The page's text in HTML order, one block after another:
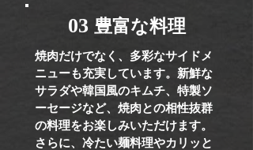
03 ​ 豊富な料理
焼肉だけでなく、多彩なサイドメ
ニューも充実しています。新鮮な
サラダや韓国風のキムチ、特製ソ
ーセージなど、焼肉との相性抜群
の料理をお楽しみいただけます。
さらに、冷たい麺料理やカリッと